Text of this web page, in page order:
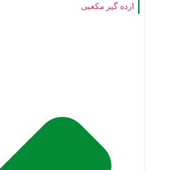
ارده گیر مکعبی